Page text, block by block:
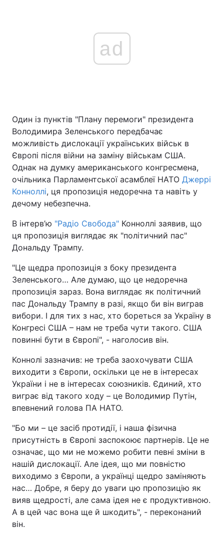
ad
Один із пунктів "Плану перемоги" президента
Володимира Зеленського передбачає
можливість дислокації українських військ в
Європі після війни на заміну військам США.
Однак на думку американського конгресмена,
очільника Парламентської асамблеї НАТО Джеррі
Конноллі, ця пропозиція недоречна та навіть у
дечому небезпечна.
В інтерв’ю "Радіо Свобода" Конноллі заявив, що
ця пропозиція виглядає як "політичний пас"
Дональду Трампу.
"Це щедра пропозиція з боку президента
Зеленського… Але думаю, що це недоречна
пропозиція зараз. Вона виглядає як політичний
пас Дональду Трампу в разі, якщо би він виграв
вибори. І для тих з нас, хто бореться за Україну в
Конгресі США – нам не треба чути такого. США
повинні бути в Європі", - наголосив він.
Коннолі зазначив: не треба заохочувати США
виходити з Європи, оскільки це не в інтересах
України і не в інтересах союзників. Єдиний, хто
виграє від такого ходу – це Володимир Путін,
впевнений голова ПА НАТО.
"Бо ми – це засіб протидії, і наша фізична
присутність в Європі заспокоює партнерів. Це не
означає, що ми не можемо робити певні зміни в
нашій дислокації. Але ідея, що ми повністю
виходимо з Європи, а українці щедро заміняють
нас… Добре, я беру до уваги цю пропозицію як
вияв щедрості, але сама ідея не є продуктивною.
А в цей час вона ще й шкодить", - переконаний
він.